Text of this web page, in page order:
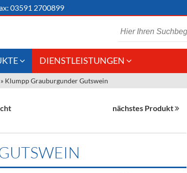
03591 2700899
DIENSTLEISTUNGEN
Kommisionskauf &
» Klumpp Grauburgunder Gutswein
nächstes Produkt